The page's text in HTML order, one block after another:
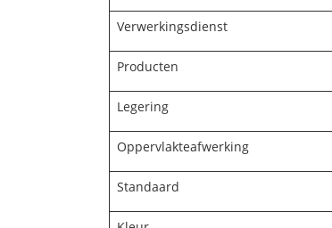
Verwerkingsdienst
Producten
Legering
Oppervlakteafwerking
Standaard